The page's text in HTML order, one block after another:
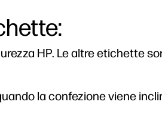
HP. Le altre etichette
la confezione viene